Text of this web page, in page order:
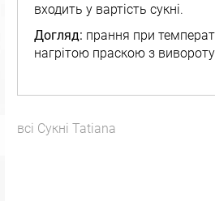
входить у вартість сукні.
Догляд: прання при
нагрітою праскою з вивороту
всі Сукні Tatiana